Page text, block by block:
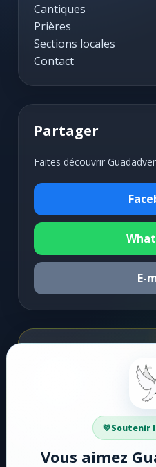
Cantiques
Prières
Sections locales
Contact
Partager
Faites découvrir
E-
Votre soutien aide
mission de foi,
Soutenir
Vous aimez